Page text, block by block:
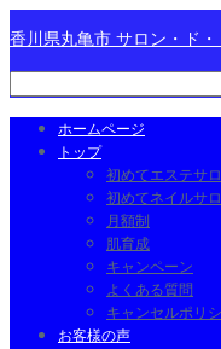
香川県丸亀市 サロン・ド
ホームページ
トップ
初めてエステサ
初めてネイルサ
月額制
肌育成
キャンペーン
よくある質問
キャンセルポリ
お客様の声